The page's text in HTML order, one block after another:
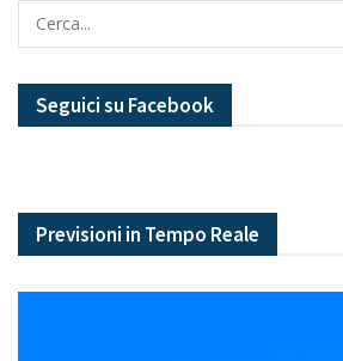
Seguici su Facebook
Previsioni in Tempo Reale